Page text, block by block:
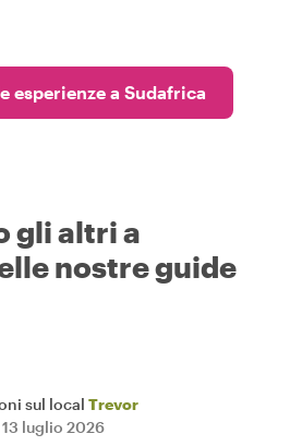
esperienze a Sudafrica
gli altri a
nostre guide
sul local Trevor
13 luglio 2026